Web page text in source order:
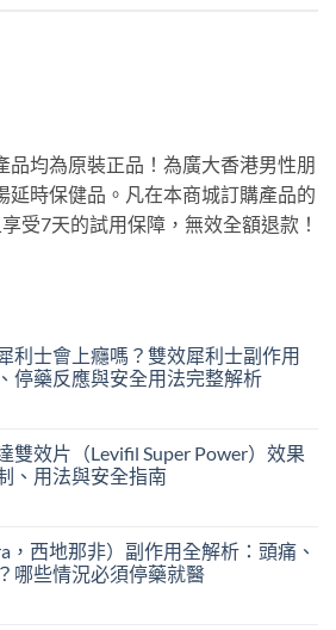
品均為原裝正品！為廣大香港男性朋
延時保健品。凡在本商城訂購產品的
受7天的試用保障，無效全額退款！
利士會上癮嗎？雙效犀利士副作用
停藥反應與安全用法完整解析
雙效片（Levifil Super Power）效果
、用法與安全指南
，西地那非）副作用全解析：頭痛、
哪些情況必須停藥就醫